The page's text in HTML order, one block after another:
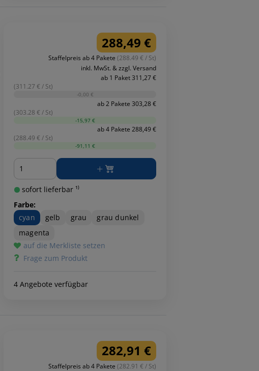
288,49 €
Staffelpreis ab 4 Pakete (288.49 € / St)
inkl. MwSt. & zzgl. Versand
ab 1 Paket 311,27 €
(311.27 € / St)
-0,00 €
ab 2 Pakete 303,28 €
(303.28 € / St)
-15,97 €
ab 4 Pakete 288,49 €
(288.49 € / St)
-91,11 €
Menge
sofort lieferbar ¹⁾
Farbe:
cyan
gelb grau
grau dunkel
magenta
auf die Merkliste setzen
Frage zum Produkt
4 Angebote verfügbar
282,91 €
Staffelpreis ab 4 Pakete (282.91 € / St)